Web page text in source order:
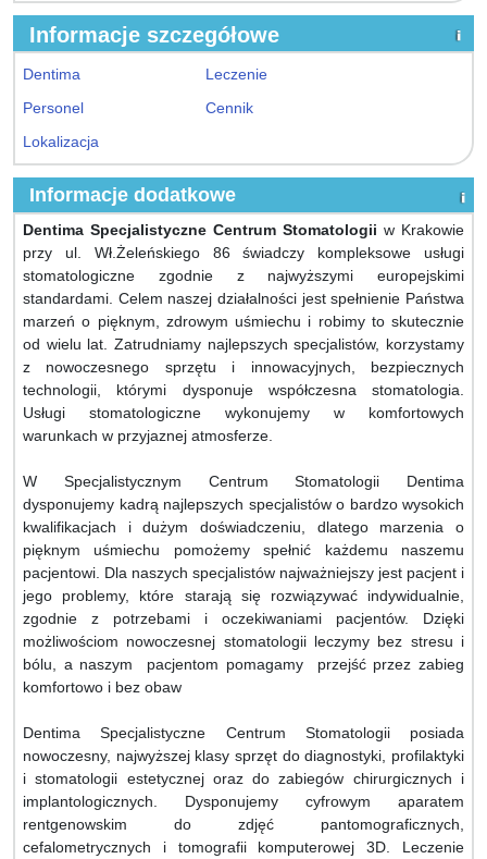
Informacje szczegółowe
Dentima
Leczenie
Personel
Cennik
Lokalizacja
Informacje dodatkowe
Dentima Specjalistyczne Centrum Stomatologii w Krakowie
przy ul. Wł.Żeleńskiego 86 świadczy kompleksowe usługi
stomatologiczne zgodnie z najwyższymi europejskimi
standardami. Celem naszej działalności jest spełnienie Państwa
marzeń o pięknym, zdrowym uśmiechu i robimy to skutecznie
od wielu lat. Zatrudniamy najlepszych specjalistów, korzystamy
z nowoczesnego sprzętu i innowacyjnych, bezpiecznych
technologii, którymi dysponuje współczesna stomatologia.
Usługi stomatologiczne wykonujemy w komfortowych
warunkach w przyjaznej atmosferze.
W Specjalistycznym Centrum Stomatologii Dentima
dysponujemy kadrą najlepszych specjalistów o bardzo wysokich
kwalifikacjach i dużym doświadczeniu, dlatego marzenia o
pięknym uśmiechu pomożemy spełnić każdemu naszemu
pacjentowi. Dla naszych specjalistów najważniejszy jest pacjent i
jego problemy, które starają się rozwiązywać indywidualnie,
zgodnie z potrzebami i oczekiwaniami pacjentów. Dzięki
możliwościom nowoczesnej stomatologii leczymy bez stresu i
bólu, a naszym pacjentom pomagamy przejść przez zabieg
komfortowo i bez obaw
Dentima Specjalistyczne Centrum Stomatologii posiada
nowoczesny, najwyższej klasy sprzęt do diagnostyki, profilaktyki
i stomatologii estetycznej oraz do zabiegów chirurgicznych i
implantologicznych. Dysponujemy cyfrowym aparatem
rentgenowskim do zdjęć pantomograficznych,
cefalometrycznych i tomografii komputerowej 3D. Leczenie